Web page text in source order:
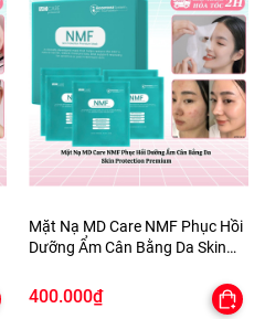
Mặt Nạ MD Care NMF Phục Hồi
Dưỡng Ẩm Cân Bằng Da Skin
400.000₫